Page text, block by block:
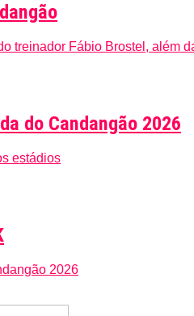
Fábio Brostel, além
do Candangão 2026
estádios
2026